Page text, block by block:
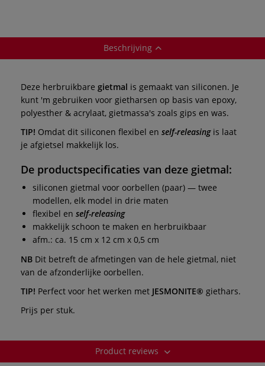
Beschrijving
Deze herbruikbare gietmal is gemaakt van siliconen. Je
kunt 'm gebruiken voor gietharsen op basis van epoxy,
polyesther & acrylaat, gietmassa's zoals gips en was.
TIP! Omdat dit siliconen flexibel en self-releasingis laat
je afgietsel makkelijk los.
De productspecificaties van deze gietmal:
siliconen gietmal voor oorbellen (paar) — twee
modellen, elk model in drie maten
flexibel en self-releasing
makkelijk schoon te maken en herbruikbaar
afm.: ca. 15 cm x 12 cm x 0,5 cm
NB Dit betreft de afmetingen van de hele gietmal, niet
van de afzonderlijke oorbellen.
TIP! Perfect voor het werken met JESMONITE® giethars.
Prijs per stuk.
Product reviews